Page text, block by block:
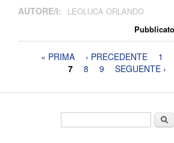
AUTORE/I: LEOLUCA ORLANDO
Pagine« PRIMA ‹ PRECEDENTE 1
7
8 9 SEGUENTE ›
Cerca